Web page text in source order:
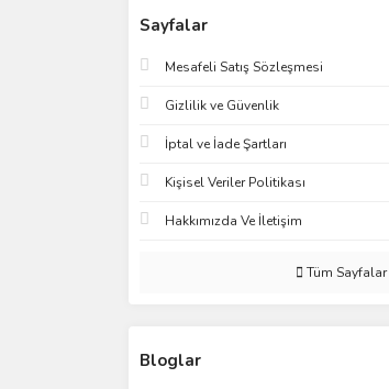
Sayfalar
Mesafeli Satış Sözleşmesi
Gizlilik ve Güvenlik
İptal ve İade Şartları
Kişisel Veriler Politikası
Hakkımızda Ve İletişim
Tüm Sayfalar
Bloglar